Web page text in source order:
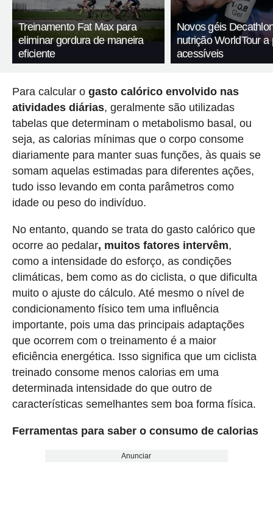
Treinamento Fat Max para
eliminar gordura de maneira
eficiente
Novos géis
nutrição WorldTour a
acessíveis
Para calcular o gasto calórico envolvido nas
atividades diárias, geralmente são utilizadas
tabelas que determinam o metabolismo basal, ou
seja, as calorias mínimas que o corpo consome
diariamente para manter suas funções, às quais se
somam aquelas estimadas para diferentes ações,
tudo isso levando em conta parâmetros como
idade ou peso do indivíduo.
No entanto, quando se trata do gasto calórico que
ocorre ao pedalar, muitos fatores intervêm,
como a intensidade do esforço, as condições
climáticas, bem como as do ciclista, o que dificulta
muito o ajuste do cálculo. Até mesmo o nível de
condicionamento físico tem uma influência
importante, pois uma das principais adaptações
que ocorrem com o treinamento é a maior
eficiência energética. Isso significa que um ciclista
treinado consome menos calorias em uma
determinada intensidade do que outro de
características semelhantes sem boa forma física.
Ferramentas para saber o consumo de calorias
Anunciar